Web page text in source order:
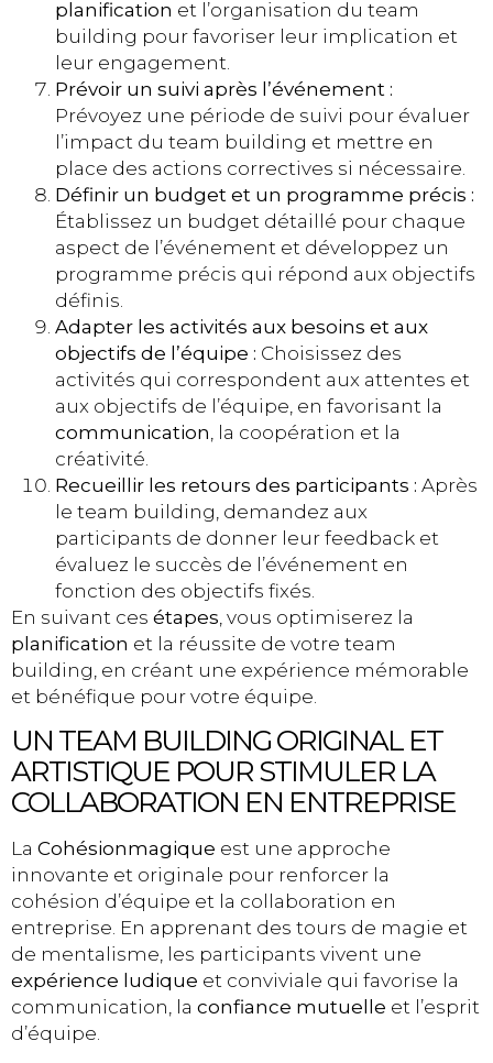
planification et l’organisation du team
building pour favoriser leur implication et
leur engagement.
Prévoir un suivi après l’événement :
Prévoyez une période de suivi pour évaluer
l’impact du team building et mettre en
place des actions correctives si nécessaire.
Définir un budget et un programme précis :
Établissez un budget détaillé pour chaque
aspect de l’événement et développez un
programme précis qui répond aux objectifs
définis.
Adapter les activités aux besoins et aux
objectifs de l’équipe : Choisissez des
activités qui correspondent aux attentes et
aux objectifs de l’équipe, en favorisant la
communication, la coopération et la
créativité.
Recueillir les retours des participants : Après
le team building, demandez aux
participants de donner leur feedback et
évaluez le succès de l’événement en
fonction des objectifs fixés.
En suivant ces étapes, vous optimiserez la
planification et la réussite de votre team
building, en créant une expérience mémorable
et bénéfique pour votre équipe.
UN TEAM BUILDING ORIGINAL ET
ARTISTIQUE POUR STIMULER LA
COLLABORATION EN ENTREPRISE
La Cohésionmagique est une approche
innovante et originale pour renforcer la
cohésion d’équipe et la collaboration en
entreprise. En apprenant des tours de magie et
de mentalisme, les participants vivent une
expérience ludique et conviviale qui favorise la
communication, la confiance mutuelle et l’esprit
d’équipe.